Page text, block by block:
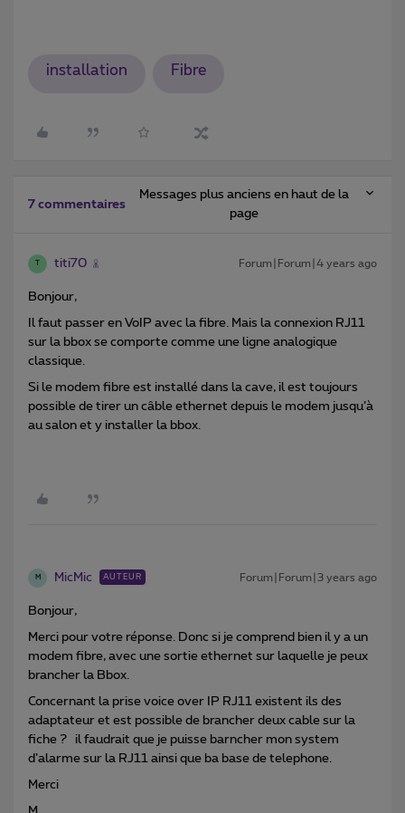
installation Fibre
7 commentaires
Messages plus anciens en haut de la
page
titi70 Forum|Forum|4 years ago
Bonjour,
Il faut passer en VoIP avec la fibre. Mais la connexion RJ11
sur la bbox se comporte comme une ligne analogique
classique.
Si le modem fibre est installé dans la cave, il est toujours
possible de tirer un câble ethernet depuis le modem jusqu’à
au salon et y installer la bbox.
M MicMic AUTEUR Forum|Forum|3 years ago
Bonjour,
Merci pour votre réponse. Donc si je comprend bien il y a un
modem fibre, avec une sortie ethernet sur laquelle je peux
brancher la Bbox.
Concernant la prise voice over IP RJ11 existent ils des
adaptateur et est possible de brancher deux cable sur la
fiche ? il faudrait que je puisse barncher mon system
d’alarme sur la RJ11 ainsi que ba base de telephone.
Merci